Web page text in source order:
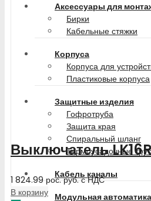
Аксессуары для
Бирки
Кабельные стяжки
Корпуса
Корпуса для
Пластиковые корпуса
Защитные изделия
Гофротруба
Защита края
Спиральный шланг
Термоусадочные
Кабель каналы
Модульная автоматика
Выключатель
1 824.99 рос. руб.с НДС
В корзину